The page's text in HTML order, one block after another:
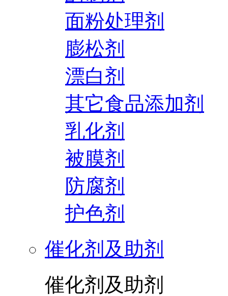
面粉处理剂
膨松剂
漂白剂
其它食品添加剂
乳化剂
被膜剂
防腐剂
护色剂
催化剂及助剂
催化剂及助剂